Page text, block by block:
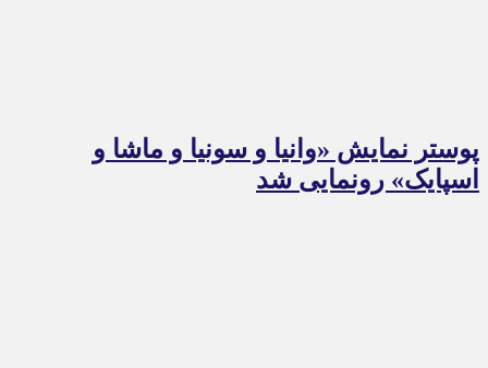
پوستر نمایش «وانیا و سونیا و ماشا و
اسپایک» رونمایی شد